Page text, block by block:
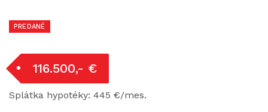
PREDANÉ
116.500,- €
Splátka hypotéky: 445 €/mes.